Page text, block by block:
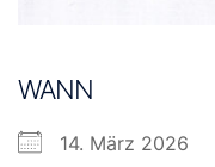
WANN
14. März 2026